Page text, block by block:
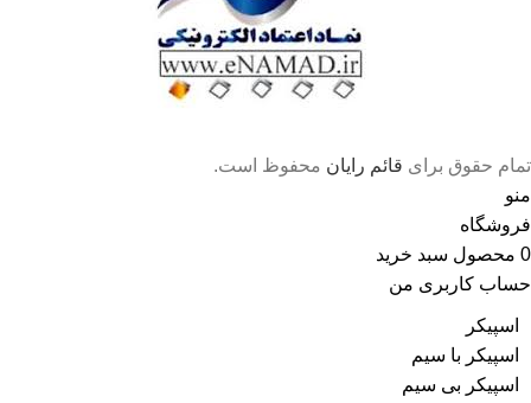
تمام حقوق برای قائم رایان محفوظ است.
منو
فروشگاه
0 محصول سبد خرید
حساب کاربری من
اسپیکر
اسپیکر با سیم
اسپیکر بی سیم